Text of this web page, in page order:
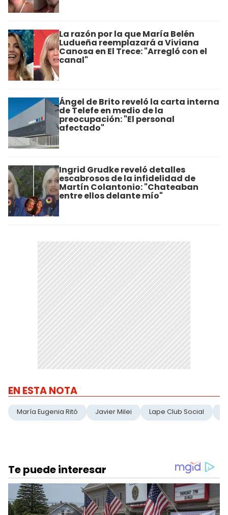
La razón por la que María Belén
Ludueña reemplazará a Viviana
Canosa en El Trece: "Arregló con el
canal"
Ángel de Brito reveló la carta interna
de Telefe en medio de la
preocupación: "El personal
afectado"
Ingrid Grudke reveló detalles
escabrosos de la infidelidad de
Martín Colantonio: "Chateaban
entre ellos delante mío"
EN ESTA NOTA
María Eugenia Ritó Javier Milei Lape Club Social